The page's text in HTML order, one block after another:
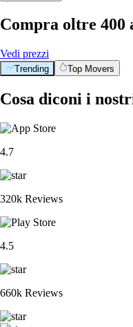
Compra oltre 400
Vedi prezzi
Trending Top Movers
Cosa diconi i
4.7
320k Reviews
4.5
660k Reviews